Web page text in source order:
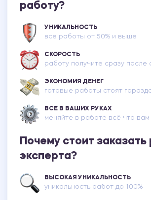
работу?
УНИКАЛЬНОСТЬ
все работы от 50% и выше
СКОРОСТЬ
работу получите сразу после
ЭКОНОМИЯ ДЕНЕГ
готовые работы стоят
ВСЕ В ВАШИХ РУКАХ
меняйте в работе всё что вам
Почему стоит заказать
эксперта?
ВЫСОКАЯ УНИКАЛЬНОСТЬ
уникальность работ до 100%